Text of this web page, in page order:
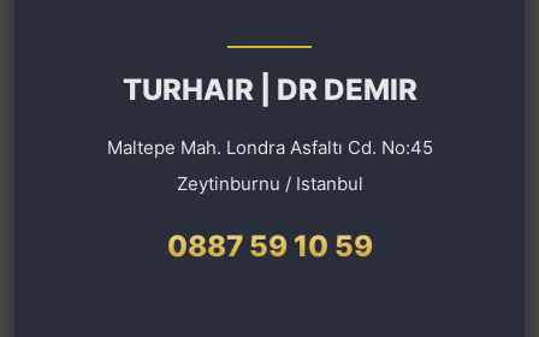
TURHAIR | DR DEMIR
Maltepe Mah. Londra Asfaltı Cd. No:45
Zeytinburnu / Istanbul
0887 59 10 59